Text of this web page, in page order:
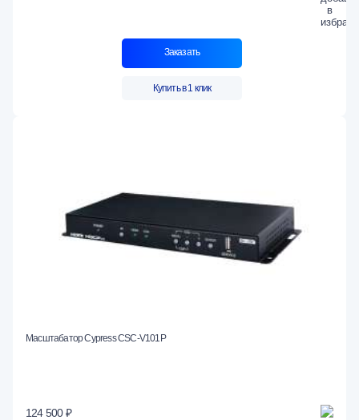
Заказать
Купить в 1 клик
Масштабатор Cypress CSC-V101P
124 500 ₽